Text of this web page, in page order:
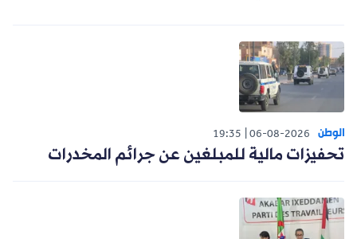
الوطن 06-08-2026
19:35
تحفيزات مالية للمبلغين عن جرائم المخدرات